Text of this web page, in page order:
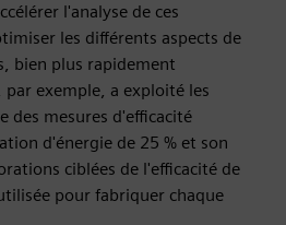
l'analyse de ces
les différents aspects de
bien plus rapidement
par exemple, a exploité les
des mesures d'efficacité
d'énergie de 25 % et son
ciblées de l'efficacité de
pour fabriquer chaque